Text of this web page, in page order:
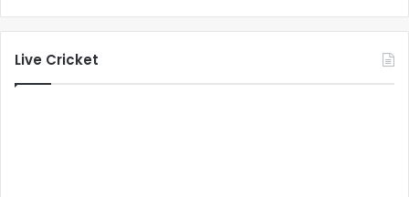
Live Cricket